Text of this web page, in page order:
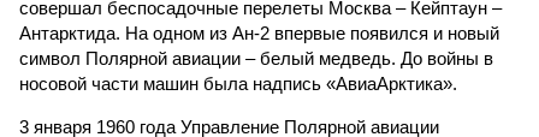
совершал беспосадочные перелеты Москва – Кейптаун –
Антарктида. На одном из Ан-2 впервые появился и новый
символ Полярной авиации – белый медведь. До войны в
носовой части машин была надпись «АвиаАрктика».
3 января 1960 года Управление Полярной авиации